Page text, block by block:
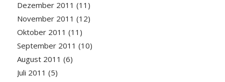
Dezember 2011 (11)
November 2011 (12)
Oktober 2011 (11)
September 2011 (10)
August 2011 (6)
Juli 2011 (5)